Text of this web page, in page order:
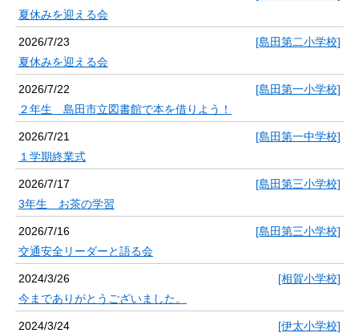
夏休みを迎える会
2026/7/23
[島田第二小学校]
夏休みを迎える会
2026/7/22
[島田第一小学校]
２年生 島田市立図書館で本を借りよう！
2026/7/21
[島田第一中学校]
１学期終業式
2026/7/17
[島田第三小学校]
3年生 お茶の学習
2026/7/16
[島田第三小学校]
交通安全リーダーと語る会
2024/3/26
[相賀小学校]
今までありがとうございました。
2024/3/24
[伊太小学校]